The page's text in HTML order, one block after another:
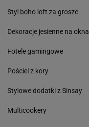
Styl boho loft za grosze
Dekoracje jesienne na okna
Fotele gamingowe
Pościel z kory
Stylowe dodatki z Sinsay
Multicookery